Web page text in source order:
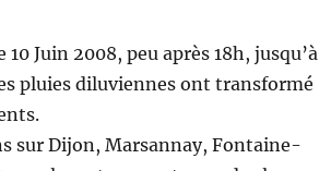
Juin 2008, peu après 18h, jusqu’à
pluies diluviennes ont transformé
sur Dijon, Marsannay, Fontaine-